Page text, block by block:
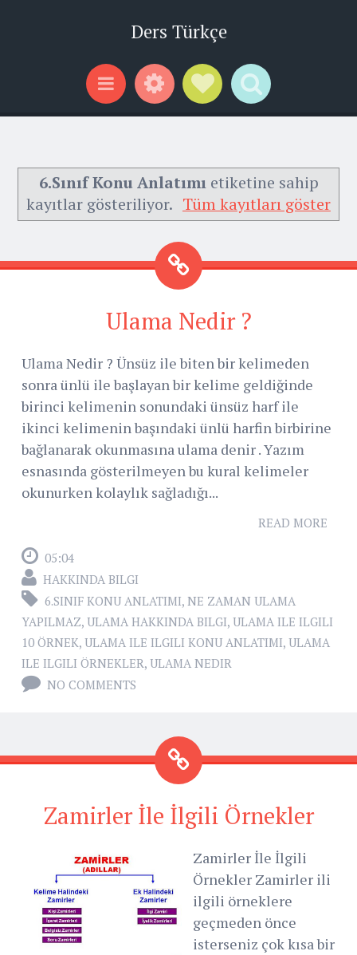
Ders Türkçe
Menu WidgetsSocial Links
Search
6.Sınıf Konu Anlatımıetiketine sahip
kayıtlar gösteriliyor. Tüm kayıtları göster
Ulama Nedir ?
Ulama Nedir ? Ünsüz ile biten bir kelimeden
sonra ünlü ile başlayan bir kelime geldiğinde
birinci kelimenin sonundaki ünsüz harf ile
ikinci kelimenin başındaki ünlü harfin birbirine
bağlanarak okunmasına ulama denir . Yazım
esnasında gösterilmeyen bu kural kelimeler
okunurken kolaylık sağladığı...
READ MORE
05:04
HAKKINDA BILGI
6.SINIF KONU ANLATIMI, NE ZAMAN ULAMA
YAPILMAZ, ULAMA HAKKINDA BILGI, ULAMA ILE ILGILI
10 ÖRNEK, ULAMA ILE ILGILI KONU ANLATIMI, ULAMA
ILE ILGILI ÖRNEKLER, ULAMA NEDIR
NO COMMENTS
Zamirler İle İlgili Örnekler
Zamirler İle İlgili
Örnekler Zamirler ili
ilgili örneklere
geçmeden önce
isterseniz çok kısa bir